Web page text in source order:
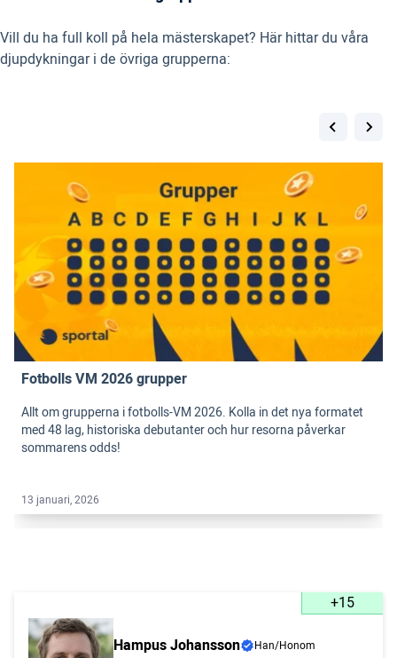
Vill du ha full koll på hela mästerskapet? Här hittar du våra
djupdykningar i de övriga grupperna:
Fotbolls VM 2026 grupper
Allt om grupperna i fotbolls-VM 2026. Kolla in det nya formatet
med 48 lag, historiska debutanter och hur resorna påverkar
sommarens odds!
13 januari, 2026
+15
Hampus Johansson
Han/Honom